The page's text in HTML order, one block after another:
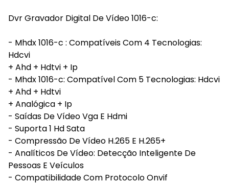
Dvr Gravador Digital De Vídeo 1016-c:
- Mhdx 1016-c : Compatíveis Com 4 Tecnologias:
Hdcvi
+ Ahd + Hdtvi + Ip
- Mhdx 1016-c: Compatível Com 5 Tecnologias: Hdcvi
+ Ahd + Hdtvi
+ Analógica + Ip
- Saídas De Vídeo Vga E Hdmi
- Suporta 1 Hd Sata
- Compressão De Vídeo H.265 E H.265+
- Analíticos De Vídeo: Detecção Inteligente De
Pessoas E Veículos
- Compatibilidade Com Protocolo Onvif